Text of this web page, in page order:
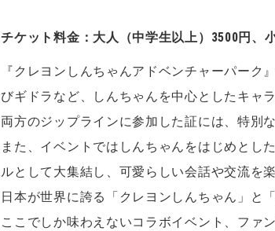
チケット料金：大人（中学生以上）3500円、
『クレヨンしんちゃんアドベンチャーパー
びギドラなど、しんちゃんを中心としたキャ
両方のジップラインに参加した証には、特別
また、イベントではしんちゃんをはじめとし
ルとして大集結し、可愛らしい会話や交流を
日本が世界に誇る「クレヨンしんちゃん」と
ここでしか味わえないコラボイベント、ファ